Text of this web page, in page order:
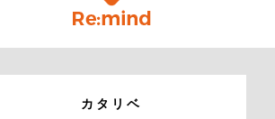
カタリベ